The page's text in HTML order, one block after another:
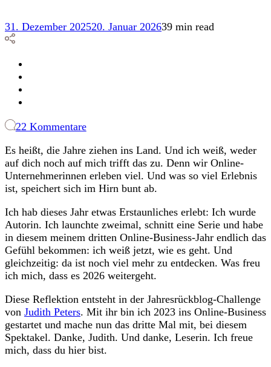
31. Dezember 202520. Januar 202639 min read
22 Kommentarezu
2025:
Das
Jahr,
in
ich
Autorin
wurde
Es heißt, die Jahre ziehen ins Land. Und ich weiß, weder
auf dich noch auf mich trifft das zu. Denn wir Online-
Unternehmerinnen erleben viel. Und was so viel Erlebnis
ist, speichert sich im Hirn bunt ab.
Ich hab dieses Jahr etwas Erstaunliches erlebt: Ich wurde
Autorin. Ich launchte zweimal, schnitt eine Serie und habe
in diesem meinem dritten Online-Business-Jahr endlich das
Gefühl bekommen: ich weiß jetzt, wie es geht. Und
gleichzeitig: da ist noch viel mehr zu entdecken. Was freu
ich mich, dass es 2026 weitergeht.
Diese Reflektion entsteht in der Jahresrückblog-Challenge
von Judith Peters. Mit ihr bin ich 2023 ins Online-Business
gestartet und mache nun das dritte Mal mit, bei diesem
Spektakel. Danke, Judith. Und danke, Leserin. Ich freue
mich, dass du hier bist.